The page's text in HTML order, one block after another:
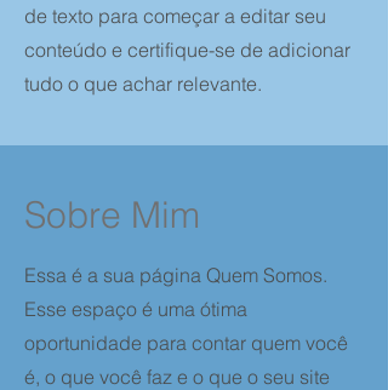
de texto para começar a editar seu
conteúdo e certifique-se de adicionar
tudo o que achar relevante.
Sobre Mim
Essa é a sua página Quem Somos.
Esse espaço é uma ótima
oportunidade para contar quem você
é, o que você faz e o que o seu site